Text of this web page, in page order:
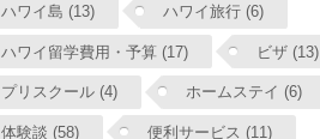
ハワイ島 (13) ハワイ旅行 (6)
ハワイ留学費用・予算 (17) ビザ (13)
プリスクール (4) ホームステイ (6)
体験談 (58) 便利サービス (11)